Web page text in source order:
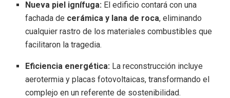
Nueva piel ignífuga: El edificio contará con una
fachada de cerámica y lana de roca, eliminando
cualquier rastro de los materiales combustibles que
facilitaron la tragedia.
Eficiencia energética: La reconstrucción incluye
aerotermia y placas fotovoltaicas, transformando el
complejo en un referente de sostenibilidad.